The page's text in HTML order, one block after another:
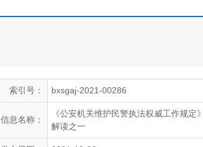
索引号： bxsgaj-2021-00286
信息名称：
《公安机关维护民警执法权威工作规定》
解读之一